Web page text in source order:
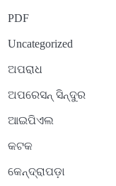
PDF
Uncategorized
ଅପରାଧ
ଅପରେସନ୍ ସିନ୍ଦୁର
ଆଇପିଏଲ
କଟକ
କେନ୍ଦ୍ରାପଡ଼ା